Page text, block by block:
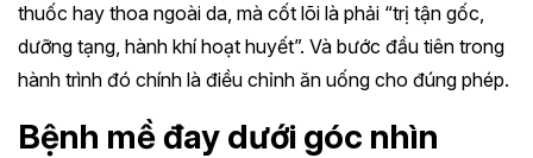
thuốc hay thoa ngoài da, mà cốt lõi là phải “trị tận gốc,
dưỡng tạng, hành khí hoạt huyết”. Và bước đầu tiên trong
hành trình đó chính là điều chỉnh ăn uống cho đúng phép.
Bệnh mề đay dưới góc nhìn